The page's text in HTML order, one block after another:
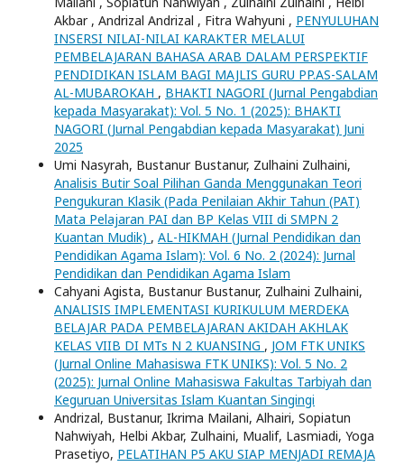
Akbar , Andrizal Andrizal , Fitra Wahyuni , PENYULUHAN
INSERSI NILAI-NILAI KARAKTER MELALUI
PEMBELAJARAN BAHASA ARAB DALAM PERSPEKTIF
PENDIDIKAN ISLAM BAGI MAJLIS GURU PP.AS-SALAM
AL-MUBAROKAH , BHAKTI NAGORI (Jurnal Pengabdian
kepada Masyarakat): Vol. 5 No. 1 (2025): BHAKTI
NAGORI (Jurnal Pengabdian kepada Masyarakat) Juni
2025
Umi Nasyrah, Bustanur Bustanur, Zulhaini Zulhaini,
Analisis Butir Soal Pilihan Ganda Menggunakan Teori
Pengukuran Klasik (Pada Penilaian Akhir Tahun (PAT)
Mata Pelajaran PAI dan BP Kelas VIII di SMPN 2
Kuantan Mudik) , AL-HIKMAH (Jurnal Pendidikan dan
Pendidikan Agama Islam): Vol. 6 No. 2 (2024): Jurnal
Pendidikan dan Pendidikan Agama Islam
Cahyani Agista, Bustanur Bustanur, Zulhaini Zulhaini,
ANALISIS IMPLEMENTASI KURIKULUM MERDEKA
BELAJAR PADA PEMBELAJARAN AKIDAH AKHLAK
KELAS VIIB DI MTs N 2 KUANSING , JOM FTK UNIKS
(Jurnal Online Mahasiswa FTK UNIKS): Vol. 5 No. 2
(2025): Jurnal Online Mahasiswa Fakultas Tarbiyah dan
Keguruan Universitas Islam Kuantan Singingi
Andrizal, Bustanur, Ikrima Mailani, Alhairi, Sopiatun
Nahwiyah, Helbi Akbar, Zulhaini, Mualif, Lasmiadi, Yoga
Prasetiyo, PELATIHAN P5 AKU SIAP MENJADI REMAJA